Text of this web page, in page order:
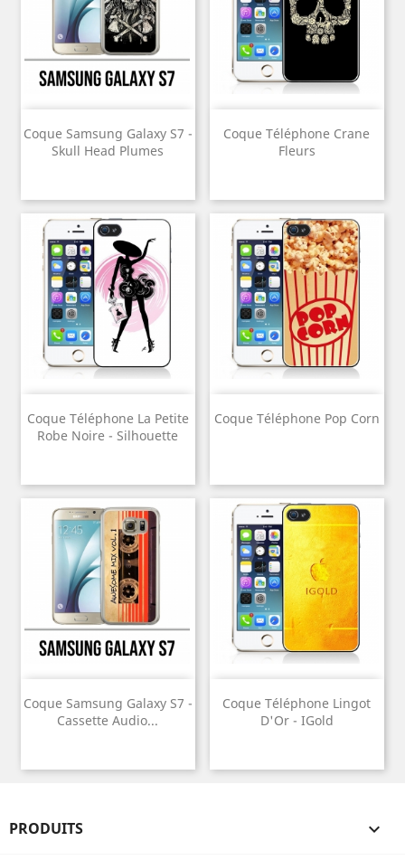
Coque Samsung Galaxy S7 -
Skull Head Plumes
Coque Téléphone Crane
Fleurs
Coque Téléphone La Petite
Robe Noire - Silhouette
Coque Téléphone Pop Corn
Coque Samsung Galaxy S7 -
Cassette Audio...
Coque Téléphone Lingot
D'Or - IGold
PRODUITS 